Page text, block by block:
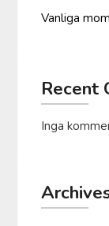
Vanliga
Recent
Inga